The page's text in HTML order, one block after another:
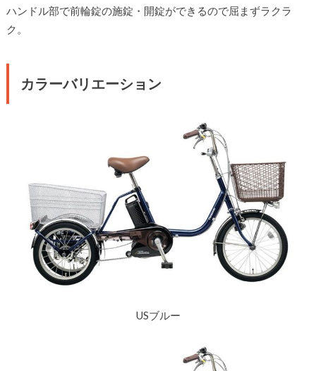
ハンドル部で前輪錠の施錠・開錠ができるので屈まずラクラ
ク。
カラーバリエーション
USブルー